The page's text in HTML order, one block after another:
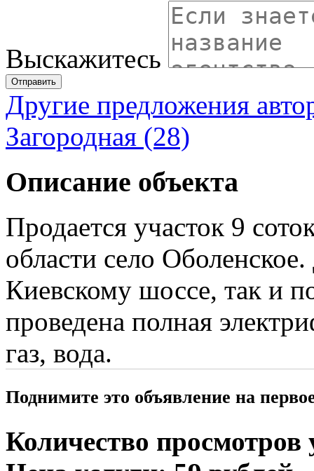
Выскажитесь
Отправить
Другие предложения
Загородная (28)
Описание объекта
Продается участок 9
области село
Киевскому шоссе, так и
проведена полная
газ, вода.
Поднимите это объявление на
Количество просмотров